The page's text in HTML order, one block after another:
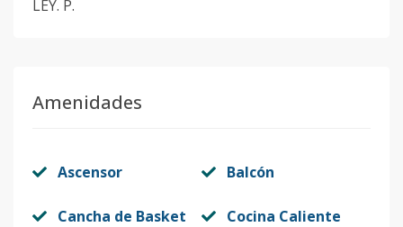
LEY. P.
Amenidades
Ascensor Balcón
Cancha de Basket
Cocina Caliente